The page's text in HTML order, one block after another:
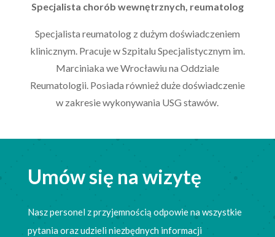
Specjalista chorób wewnętrznych, reumatolog
Specjalista reumatolog z dużym doświadczeniem
klinicznym. Pracuje w Szpitalu Specjalistycznym im.
Marciniaka we Wrocławiu na Oddziale
Reumatologii. Posiada również duże doświadczenie
w zakresie wykonywania USG stawów.
Umów się na wizytę
Nasz personel z przyjemnością odpowie na wszystkie
pytania oraz udzieli niezbędnych informacji